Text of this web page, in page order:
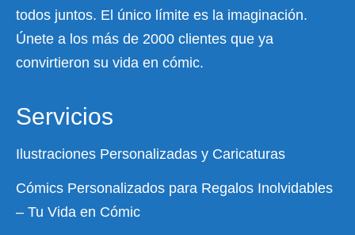
todos juntos. El único límite es la imaginación.
Únete a los más de 2000 clientes que ya
convirtieron su vida en cómic.
Servicios
Ilustraciones Personalizadas y Caricaturas
Cómics Personalizados para Regalos Inolvidables
– Tu Vida en Cómic